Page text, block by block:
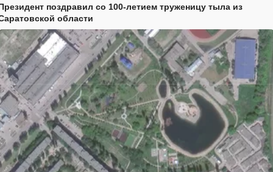
поздравил со 100-летием труженицу тыла из
области